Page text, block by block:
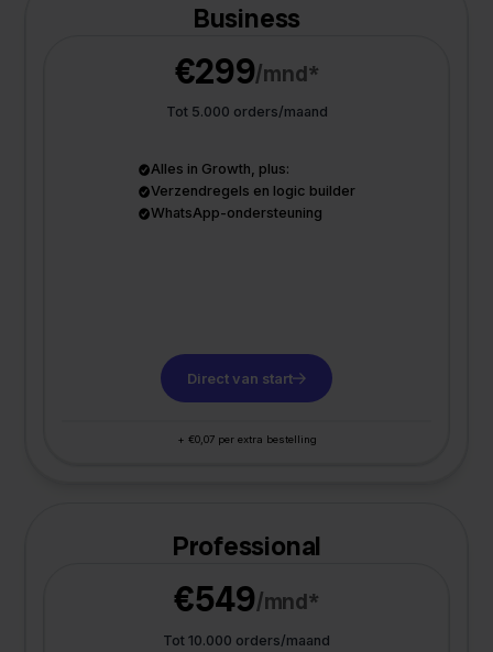
Business
€299/mnd*
Tot 5.000 orders/maand
Alles in Growth, plus:
Verzendregels en logic builder
WhatsApp-ondersteuning
Direct van start
+ €0,07 per extra bestelling
Professional
€549/mnd*
Tot 10.000 orders/maand